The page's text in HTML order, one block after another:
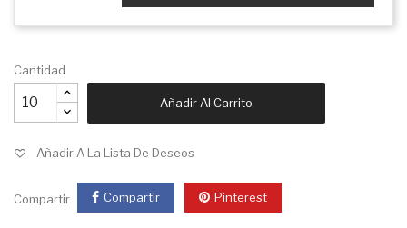
Cantidad
Añadir Al Carrito
Añadir A La Lista De Deseos
Compartir Compartir Pinterest